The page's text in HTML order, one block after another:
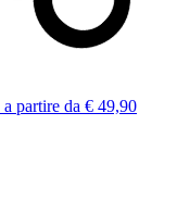
a partire da € 49,90